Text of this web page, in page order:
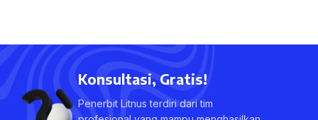
Konsultasi, Gratis!
Penerbit Litnus terdiri dari tim